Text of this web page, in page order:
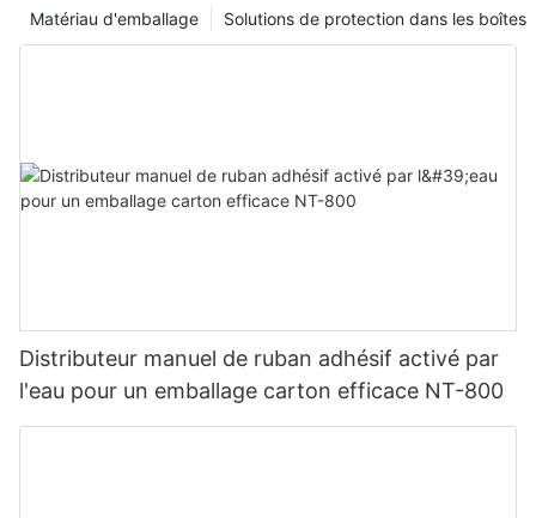
Solutions de protection dans les boîtes
Matériau d'emballage
Distributeur manuel de ruban adhésif activé par
l'eau pour un emballage carton efficace NT-800